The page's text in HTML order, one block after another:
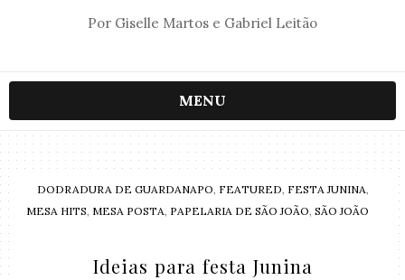
Por Giselle Martos e Gabriel Leitão
MENU
DODRADURA DE GUARDANAPO, FEATURED, FESTA JUNINA,
MESA HITS, MESA POSTA, PAPELARIA DE SÃO JOÃO, SÃO JOÃO
Ideias para festa Junina